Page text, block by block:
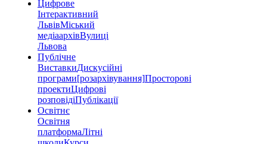
Цифрове
Інтерактивний
ЛьвівМіський
медіаархівВулиці
Львова
Публічне
ВиставкиДискусійні
програми[розархівування]Просторові
проектиЦифрові
розповідіПублікації
Освітнє
Освітня
платформаЛітні